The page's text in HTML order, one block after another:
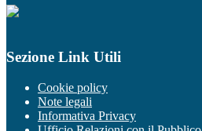
Sezione Link Utili
Cookie policy
Note legali
Informativa Privacy